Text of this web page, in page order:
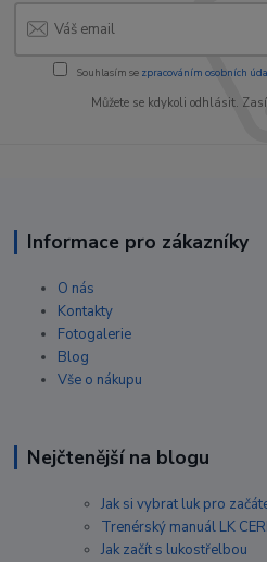
Souhlasím se zpracováním osobních
Můžete se kdykoli odhlásit.
Informace pro zákazníky
O nás
Kontakty
Fotogalerie
Blog
Vše o nákupu
Nejčtenější na blogu
Jak si vybrat luk pro
Trenérský manuál LK
Jak začít s lukostřelbou